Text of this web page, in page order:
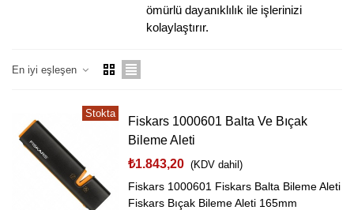
ömürlü dayanıklılık ile işlerinizi
kolaylaştırır.
En iyi eşleşen
Stokta
Fiskars 1000601 Balta Ve Bıçak
Bileme Aleti
₺1.843,20 (KDV dahil)
Fiskars 1000601 Fiskars Balta Bileme Aleti
Fiskars Bıçak Bileme Aleti 165mm